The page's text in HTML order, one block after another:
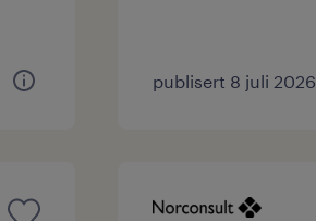
publisert 8 juli 2026